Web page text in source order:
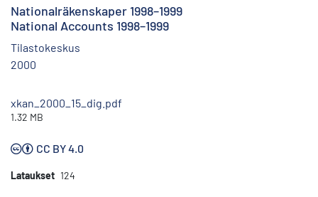
Nationalräkenskaper 1998–1999
National Accounts 1998–1999
Tilastokeskus
2000
xkan_2000_15_dig.pdf
1.32 MB
CC BY 4.0
Lataukset 124